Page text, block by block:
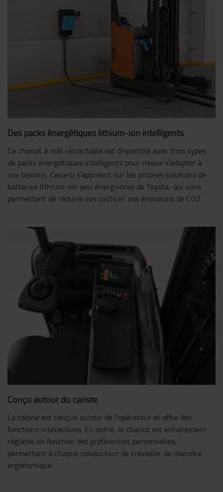
Des packs énergétiques lithium-ion intelligents
Ce chariot à mât rétractable est disponible avec trois types
de packs énergétiques intelligents pour mieux s’adapter à
vos besoins. Ceux-ci s’appuient sur les propres solutions de
batteries lithium-ion peu énergivores de Toyota, qui vous
permettent de réduire vos coûts et vos émissions de CO2.
Conçu autour du cariste
La cabine est conçue autour de l’opérateur et offre des
fonctions interactives. En outre, le chariot est entièrement
réglable en fonction des préférences personnelles,
permettant à chaque conducteur de travailler de manière
ergonomique.